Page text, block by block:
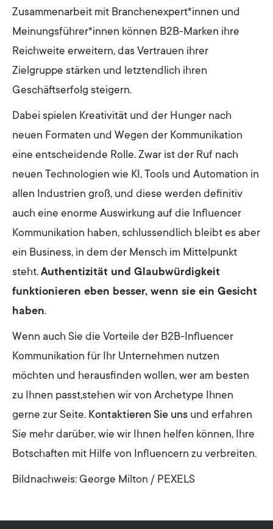
Zusammenarbeit mit Branchenexpert*innen und
Meinungsführer*innen können B2B-Marken ihre
Reichweite erweitern, das Vertrauen ihrer
Zielgruppe stärken und letztendlich ihren
Geschäftserfolg steigern.
Dabei spielen Kreativität und der Hunger nach
neuen Formaten und Wegen der Kommunikation
eine entscheidende Rolle. Zwar ist der Ruf nach
neuen Technologien wie KI, Tools und Automation in
allen Industrien groß, und diese werden definitiv
auch eine enorme Auswirkung auf die Influencer
Kommunikation haben, schlussendlich bleibt es aber
ein Business, in dem der Mensch im Mittelpunkt
steht. Authentizität und Glaubwürdigkeit
funktionieren eben besser, wenn sie ein Gesicht
haben.
Wenn auch Sie die Vorteile der B2B-Influencer
Kommunikation für Ihr Unternehmen nutzen
möchten und herausfinden wollen, wer am besten
zu Ihnen passt,stehen wir von Archetype Ihnen
gerne zur Seite. Kontaktieren Sie uns und erfahren
Sie mehr darüber, wie wir Ihnen helfen können, Ihre
Botschaften mit Hilfe von Influencern zu verbreiten.
Bildnachweis: George Milton / PEXELS